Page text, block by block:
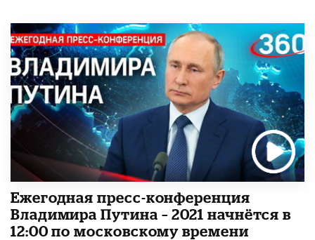
Ежегодная пресс-конференция
Владимира Путина – 2021 начнётся в
12:00 по московскому времени